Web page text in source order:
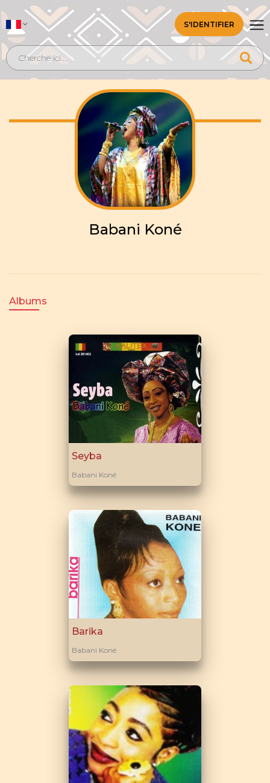
S'IDENTIFIER
Babani Koné
Albums
Seyba
Babani Koné
Barika
Babani Koné